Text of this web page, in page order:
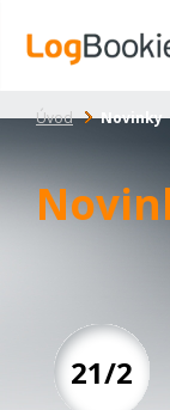
Úvod Novinky
21/2